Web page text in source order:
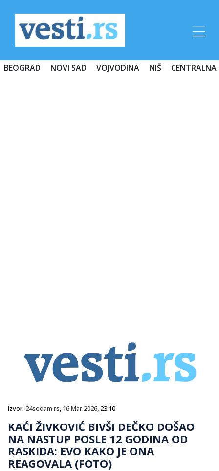
BEOGRAD NOVI SAD VOJVODINA NIŠ CENTRALNA
Izvor: 24sedam.rs, 16.Mar.2026, 23:10
KAĆI ŽIVKOVIĆ BIVŠI DEČKO DOŠAO
NA NASTUP POSLE 12 GODINA OD
RASKIDA: EVO KAKO JE ONA
REAGOVALA (FOTO)